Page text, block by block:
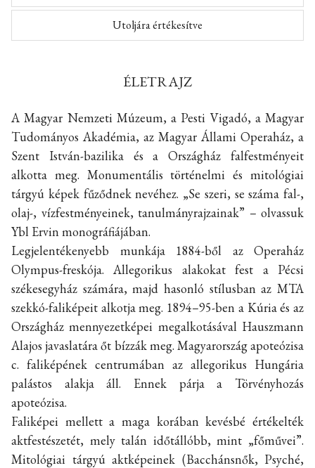
Utoljára értékesítve
ÉLETRAJZ
A Magyar Nemzeti Múzeum, a Pesti Vigadó, a Magyar
Tudományos Akadémia, az Magyar Állami Operaház, a
Szent István-bazilika és a Országház falfestményeit
alkotta meg. Monumentális történelmi és mitológiai
tárgyú képek fűződnek nevéhez. „Se szeri, se száma fal-,
olaj-, vízfestményeinek, tanulmányrajzainak” – olvassuk
Ybl Ervin monográfiájában.
Legjelentékenyebb munkája 1884-ből az Operaház
Olympus-freskója. Allegorikus alakokat fest a Pécsi
székesegyház számára, majd hasonló stílusban az MTA
szekkó-faliképeit alkotja meg. 1894–95-ben a Kúria és az
Országház mennyezetképei megalkotásával Hauszmann
Alajos javaslatára őt bízzák meg. Magyarország apoteózisa
c. faliképének centrumában az allegorikus Hungária
palástos alakja áll. Ennek párja a Törvényhozás
apoteózisa.
Faliképei mellett a maga korában kevésbé értékelték
aktfestészetét, mely talán időtállóbb, mint „főművei”.
Mitológiai tárgyú aktképeinek (Bacchánsnők, Psyché,